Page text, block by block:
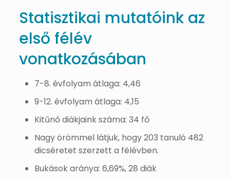
Statisztikai mutatóink az
első félév
vonatkozásában
7-8. évfolyam átlaga: 4,46
9-12. évfolyam átlaga: 4,15
Kitűnő diákjaink száma: 34 fő
Nagy örömmel látjuk, hogy 203 tanuló 482
dicséretet szerzett a félévben.
Bukások aránya: 6,69%, 28 diák